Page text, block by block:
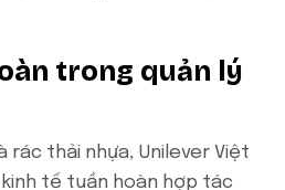
trong quản lý
rác thải nhựa, Unilever Việt
kinh tế tuần hoàn hợp tác